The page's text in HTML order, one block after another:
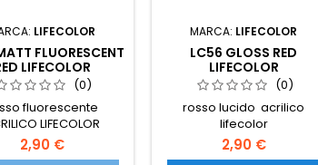
LIFECOLOR
FLUORESCENT
LIFECOLOR
(0)
fluorescente
LIFECOLOR
2,90 €
MARCA: LIFECOLOR
LC56 GLOSS RED
LIFECOLOR
(0)
rosso lucido acrilico
lifecolor
2,90 €